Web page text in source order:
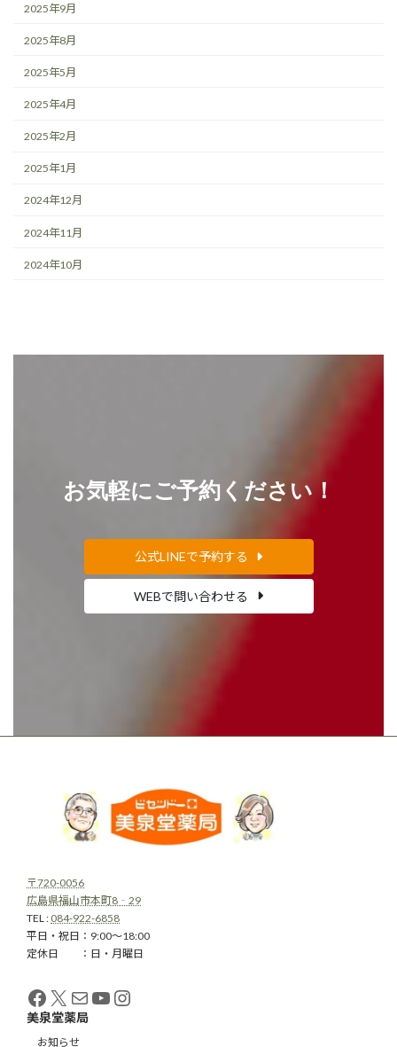
2025年9月
2025年8月
2025年5月
2025年4月
2025年2月
2025年1月
2024年12月
2024年11月
2024年10月
お気軽にご予約ください！
公式LINEで予約する
WEBで問い合わせる
〒720-0056
広島県福山市本町8‐29
TEL : 084-922-6858
平日・祝日：9:00～18:00
定休日 ：日・月曜日
Facebook
X メールYouTube
Instagram
美泉堂薬局
お知らせ